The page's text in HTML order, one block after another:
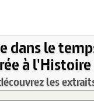
dans le
à l'Histoire
les